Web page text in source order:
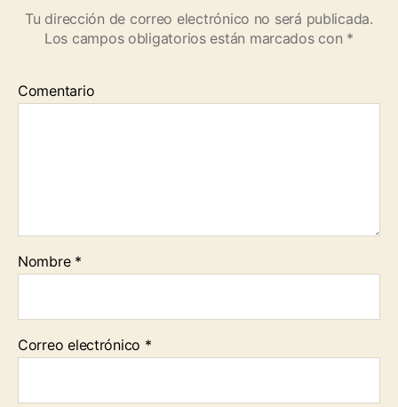
Tu dirección de correo electrónico no será publicada.
Los campos obligatorios están marcados con *
Comentario
Nombre *
Correo electrónico *